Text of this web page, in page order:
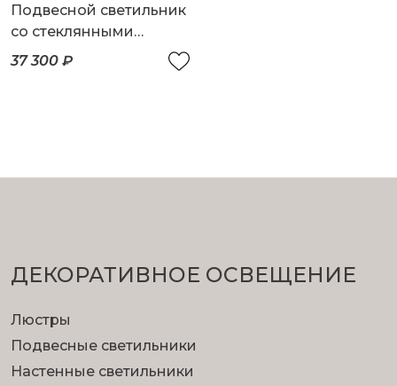
Подвесной светильник
со стеклянными
плафонами
37 300 ₽
ДЕКОРАТИВНОЕ ОСВЕЩЕНИЕ
Люстры
Подвесные светильники
Настенные светильники